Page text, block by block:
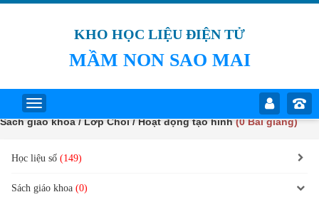
KHO HỌC LIỆU ĐIỆN TỬ
MẦM NON SAO MAI
Sách giáo khoa / Lớp Chồi / Hoạt động tạo hình(0 Bài giảng)
Học liệu số (149)
Sách giáo khoa (0)